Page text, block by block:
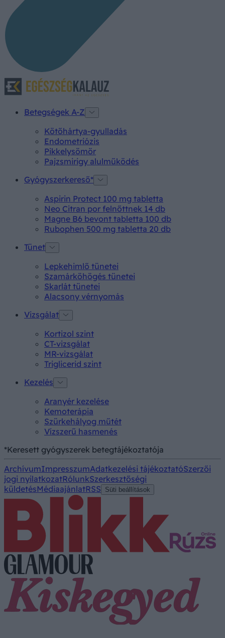
Betegségek A-Z
Kötőhártya-gyulladás
Endometriózis
Pikkelysömör
Pajzsmirigy alulműködés
Gyógyszerkereső*
Aspirin Protect 100 mg tabletta
Neo Citran por felnőttnek 14 db
Magne B6 bevont tabletta 100 db
Rubophen 500 mg tabletta 20 db
Tünet
Lepkehimlő tünetei
Szamárköhögés tünetei
Skarlát tünetei
Alacsony vérnyomás
Vizsgálat
Kortizol szint
CT-vizsgálat
MR-vizsgálat
Triglicerid szint
Kezelés
Aranyér kezelése
Kemoterápia
Szürkehályog műtét
Vízszerű hasmenés
*Keresett gyógyszerek betegtájékoztatója
ArchívumImpresszumAdatkezelési tájékoztatóSzerzői
jogi nyilatkozatRólunkSzerkesztőségi
küldetésMédiaajánlatRSS Süti beállítások